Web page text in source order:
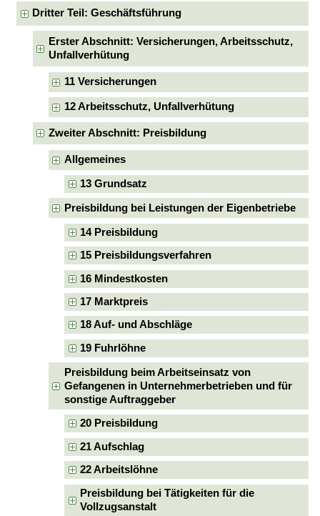
Dritter Teil: Geschäftsführung
Erster Abschnitt: Versicherungen, Arbeitsschutz,
Unfallverhütung
11 Versicherungen
12 Arbeitsschutz, Unfallverhütung
Zweiter Abschnitt: Preisbildung
Allgemeines
13 Grundsatz
Preisbildung bei Leistungen der Eigenbetriebe
14 Preisbildung
15 Preisbildungsverfahren
16 Mindestkosten
17 Marktpreis
18 Auf- und Abschläge
19 Fuhrlöhne
Preisbildung beim Arbeitseinsatz von
Gefangenen in Unternehmerbetrieben und für
sonstige Auftraggeber
20 Preisbildung
21 Aufschlag
22 Arbeitslöhne
Preisbildung bei Tätigkeiten für die
Vollzugsanstalt